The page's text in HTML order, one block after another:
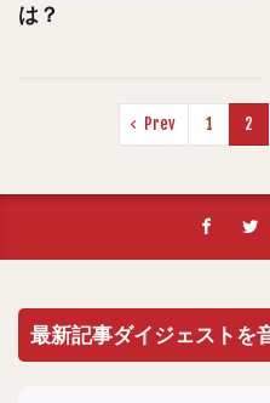
は？
Prev 1 2
最新記事ダイジェストを